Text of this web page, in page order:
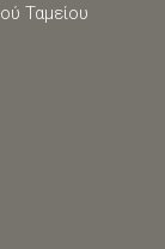
Ταμείου